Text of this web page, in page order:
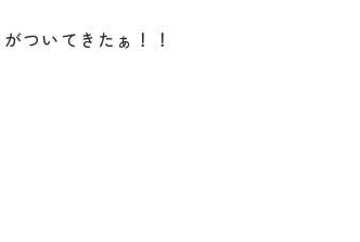
ついてきたぁ！！